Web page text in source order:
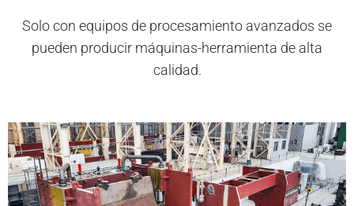
Solo con equipos de procesamiento avanzados se
pueden producir máquinas-herramienta de alta
calidad.